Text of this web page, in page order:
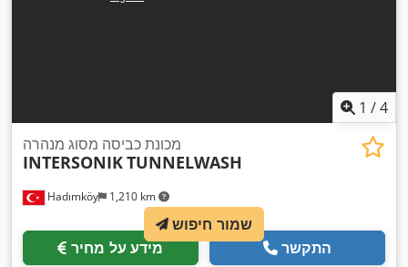
1 /4
Hadımköy 1,210 km
מכונת כביסה מסוג מנהרה
INTERSONIKTUNNELWASH
מידע על מחיר התקשר
שמור חיפוש